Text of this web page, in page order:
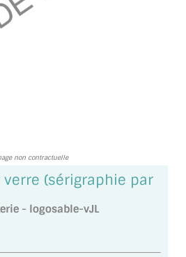
UTILISATION
DE COULEUR
MOZAÏQUE
non contractuelle
verre (sérigraphie par
- logosable-vJL